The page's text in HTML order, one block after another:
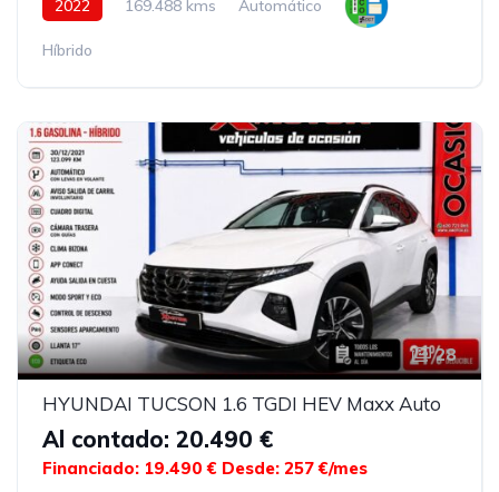
2022 169.488 kms Automático
Híbrido
28
HYUNDAI TUCSON 1.6 TGDI HEV Maxx Auto
Al contado: 20.490 €
Financiado: 19.490 € Desde: 257 €/mes